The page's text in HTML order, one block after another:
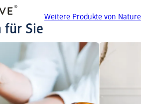
Weitere Produkte von Nature
für Sie